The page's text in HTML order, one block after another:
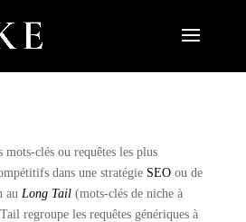
mots-clés ou requêtes les plus
dans une stratégie SEOou de
au Long Tail(mots-clés de niche à
regroupe les requêtes génériques à